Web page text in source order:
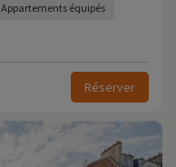
Appartements équipés
Réserver